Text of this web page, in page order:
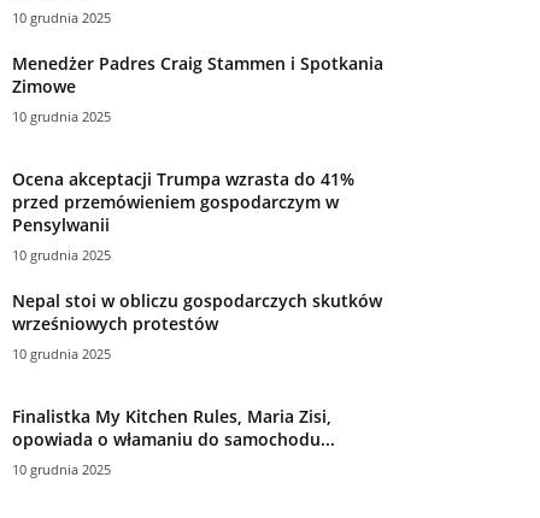
10 grudnia 2025
Menedżer Padres Craig Stammen i Spotkania
Zimowe
10 grudnia 2025
Ocena akceptacji Trumpa wzrasta do 41%
przed przemówieniem gospodarczym w
Pensylwanii
10 grudnia 2025
Nepal stoi w obliczu gospodarczych skutków
wrześniowych protestów
10 grudnia 2025
Finalistka My Kitchen Rules, Maria Zisi,
opowiada o włamaniu do samochodu...
10 grudnia 2025